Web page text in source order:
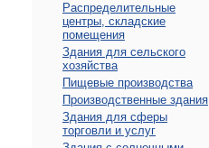
Распределительные
центры, складские
помещения
Здания для сельского
хозяйства
Пищевые производства
Производственные здания
Здания для сферы
торговли и услуг